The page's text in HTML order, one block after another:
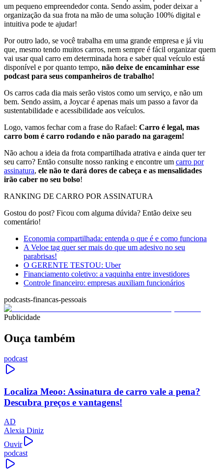
um pequeno empreendedor conta. Sendo assim, poder deixar a
organização da sua frota na mão de uma solução 100% digital e
intuitiva pode te ajudar!
Por outro lado, se você trabalha em uma grande empresa e já viu
que, mesmo tendo muitos carros, nem sempre é fácil organizar quem
vai usar qual carro em determinada hora e saber qual veículo está
disponível e por quanto tempo, não deixe de encaminhar esse
podcast para seus companheiros de trabalho!
Os carros cada dia mais serão vistos como um serviço, e não um
bem. Sendo assim, a Joycar é apenas mais um passo a favor da
sustentabilidade e acessibilidade aos veículos.
Logo, vamos fechar com a frase do Rafael: Carro é legal, mas
carro bom é carro rodando e não parado na garagem!
Não achou a ideia da frota compartilhada atrativa e ainda quer ter
seu carro? Então consulte nosso ranking e encontre um carro por
assinatura, ele não te dará dores de cabeça e as mensalidades
irão caber no seu bolso!
RANKING DE CARRO POR ASSINATURA
Gostou do post? Ficou com alguma dúvida? Então deixe seu
comentário!
Economia compartilhada: entenda o que é e como funciona
A Veloe tag quer ser mais do que um adesivo no seu
parabrisas!
O GERENTE TESTOU: Uber
Financiamento coletivo: a vaquinha entre investidores
Controle financeiro: empresas auxiliam funcionários
podcasts-financas-pessoais
Publicidade
Ouça também
podcast
Localiza Meoo: Assinatura de carro vale a pena?
Descubra preços e vantagens!
AD
Alexia Diniz
Ouvir
podcast